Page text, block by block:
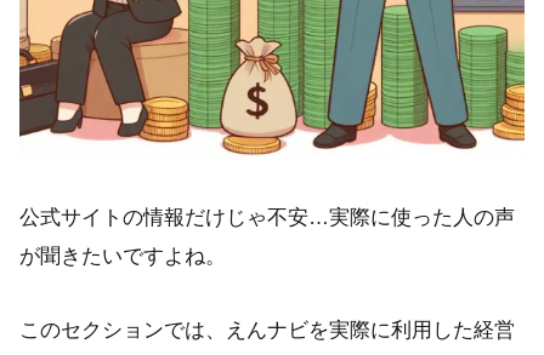
公式サイトの情報だけじゃ不安…実際に使った人の声
が聞きたいですよね。
このセクションでは、えんナビを実際に利用した経営